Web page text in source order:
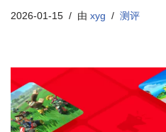
2026-01-15 由 xyg 测评